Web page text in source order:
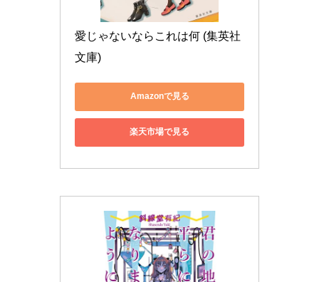
愛じゃないならこれは何 (集英社
文庫)
Amazonで見る
楽天市場で見る